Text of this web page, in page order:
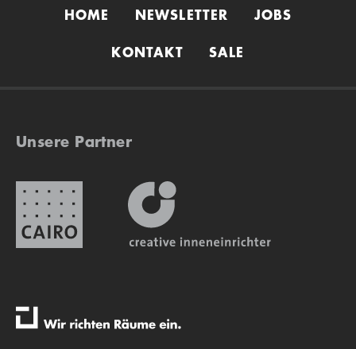
HOME NEWSLETTER JOBS
KONTAKT SALE
Unsere Partner